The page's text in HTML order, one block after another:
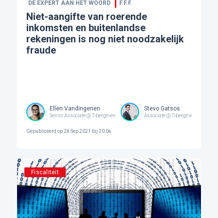
DE EXPERT AAN HET WOORD F.F.F.
Niet-aangifte van roerende
inkomsten en buitenlandse
rekeningen is nog niet noodzakelijk
fraude
Ellen Vandingenen
Senior Associate @ Tiberghien
Stevo Gatsos
Associate @ Tiberghien
Gepubliceerd op28 Sep 2021 bij 20:06
Fiscaliteit